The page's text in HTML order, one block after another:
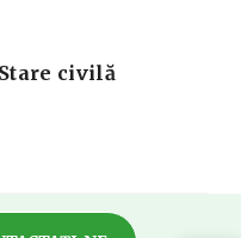
Stare civilă